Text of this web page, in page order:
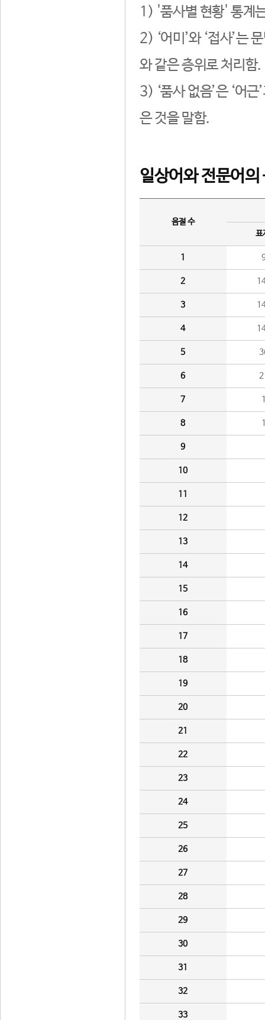
1) '품사별 현황' 통계
2) ‘어미’와 ‘접사’는
와 같은 층위로 처리함.
3) ‘품사 없음’은 ‘어
은 것을 말함.
일상어와 전문어의
음절 수
표
1
2
3
4
5
6
7
8
9
10
11
12
13
14
15
16
17
18
19
20
21
22
23
24
25
26
27
28
29
30
31
32
33